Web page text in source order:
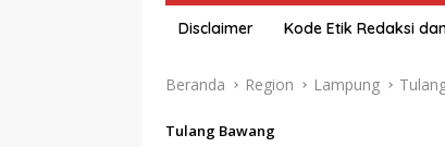
Disclaimer Kode Etik Redaksi
Beranda Region Lampung
Tulang Bawang